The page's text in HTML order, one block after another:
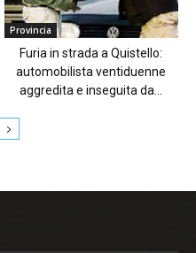
Provincia
Furia in strada a Quistello:
automobilista ventiduenne
aggredita e inseguita da...